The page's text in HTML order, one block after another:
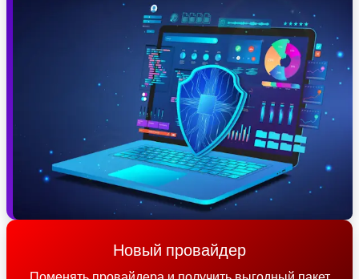
Новый провайдер